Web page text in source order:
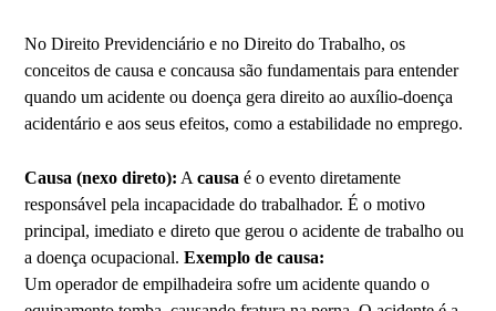
No Direito Previdenciário e no Direito do Trabalho, os
conceitos de causa e concausa são fundamentais para entender
quando um acidente ou doença gera direito ao auxílio-doença
acidentário e aos seus efeitos, como a estabilidade no emprego.
Causa (nexo direto): Acausa é o evento diretamente
responsável pela incapacidade do trabalhador. É o motivo
principal, imediato e direto que gerou o acidente de trabalho ou
a doença ocupacional.Exemplo de causa:
Um operador de empilhadeira sofre um acidente quando o